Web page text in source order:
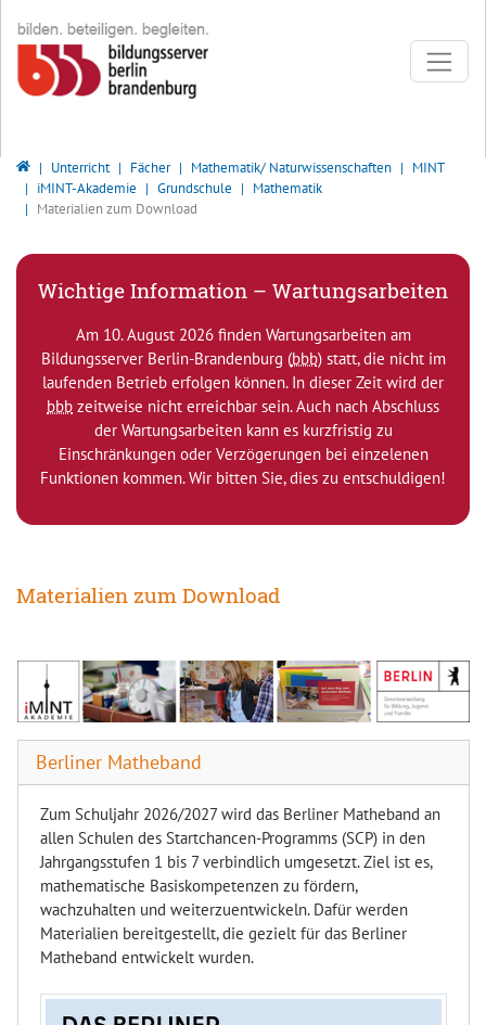
Bildungsserver Berlin - Brandenburg
Unterricht Fächer Mathematik/ Naturwissenschaften
MINT
iMINT-Akademie
Grundschule
Mathematik
Materialien zum Download
Wichtige Information – Wartungsarbeiten
Am 10. August 2026 finden Wartungsarbeiten am
Bildungsserver Berlin-Brandenburg (bbb) statt, die nicht im
laufenden Betrieb erfolgen können. In dieser Zeit wird der
bbb zeitweise nicht erreichbar sein. Auch nach Abschluss
der Wartungsarbeiten kann es kurzfristig zu
Einschränkungen oder Verzögerungen bei einzelenen
Funktionen kommen. Wir bitten Sie, dies zu entschuldigen!
Materialien zum Download
Berliner Matheband
Zum Schuljahr 2026/2027 wird das Berliner Matheband an
allen Schulen des Startchancen-Programms (SCP) in den
Jahrgangsstufen 1 bis 7 verbindlich umgesetzt. Ziel ist es,
mathematische Basiskompetenzen zu fördern,
wachzuhalten und weiterzuentwickeln. Dafür werden
Materialien bereitgestellt, die gezielt für das Berliner
Matheband entwickelt wurden.